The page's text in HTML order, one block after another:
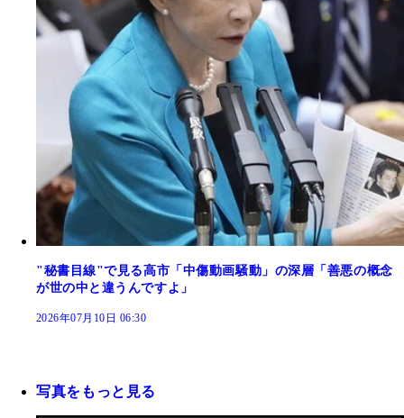
"秘書目線"で見る高市「中傷動画騒動」の深層「善悪の概念
が世の中と違うんですよ」
2026年07月10日 06:30
写真をもっと見る